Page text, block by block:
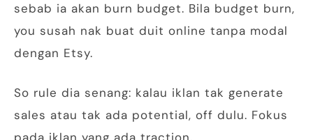
sebab ia akan burn budget. Bila budget burn,
you susah nak buat duit online tanpa modal
dengan Etsy.
So rule dia senang: kalau iklan tak generate
sales atau tak ada potential, off dulu. Fokus